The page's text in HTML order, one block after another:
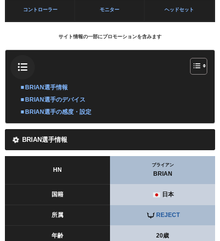
コントローラー モニター ヘッドセット
サイト情報の一部にプロモーションを含みます
BRIAN選手情報
BRIAN選手のデバイス
BRIAN選手の感度・設定
BRIAN選手情報
HN
ブライアン
BRIAN
国籍 日本
所属 REJECT
年齢 20歳